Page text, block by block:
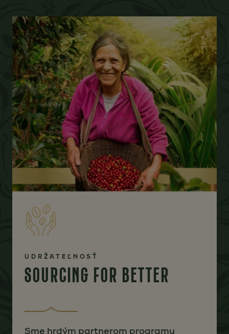
UDRŽATEĽNOSŤ
SOURCING FOR BETTER
Sme hrdým partnerom programu